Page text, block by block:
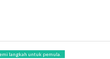
langkah untuk pemula.